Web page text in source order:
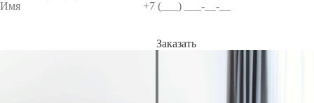
Заказать